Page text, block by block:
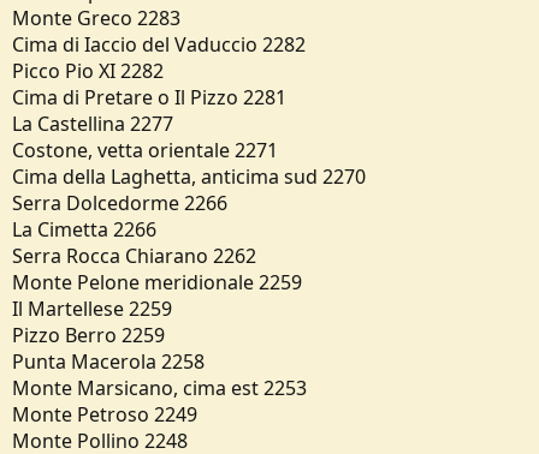
Monte Greco 2283
Cima di Iaccio del Vaduccio 2282
Picco Pio XI 2282
Cima di Pretare o Il Pizzo 2281
La Castellina 2277
Costone, vetta orientale 2271
Cima della Laghetta, anticima sud 2270
Serra Dolcedorme 2266
La Cimetta 2266
Serra Rocca Chiarano 2262
Monte Pelone meridionale 2259
Il Martellese 2259
Pizzo Berro 2259
Punta Macerola 2258
Monte Marsicano, cima est 2253
Monte Petroso 2249
Monte Pollino 2248